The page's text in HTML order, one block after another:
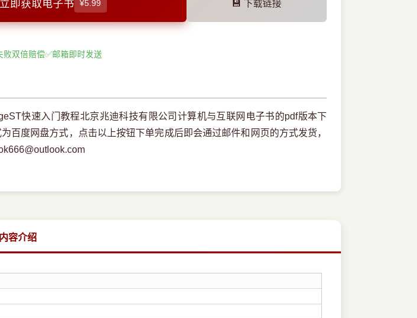
即获取电子书 ¥5.99 💾 下载链接
败双倍赔偿✅邮箱即时发送
快速入门教程北京兆迪科技有限公司计算机与互联网电子书的pdf版本下
百度网盘方式，点击以上按钮下单完成后即会通过邮件和网页的方式发货，
内容介绍